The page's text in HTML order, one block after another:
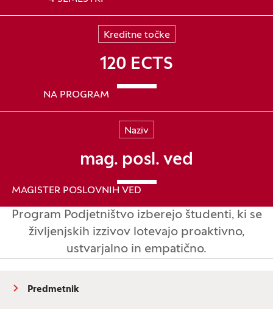
Kreditne točke
120 ECTS
NA PROGRAM
Naziv
mag. posl. ved
MAGISTER POSLOVNIH VED
Program Podjetništvo izberejo študenti, ki se
življenjskih izzivov lotevajo proaktivno,
ustvarjalno in empatično.
Predmetnik